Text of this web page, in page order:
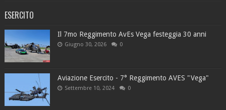
ESERCITO
Il 7mo Reggimento AvEs Vega festeggia 30 anni
Giugno 30, 2026 0
Aviazione Esercito - 7° Reggimento AVES "Vega"
Settembre 10, 2024 0